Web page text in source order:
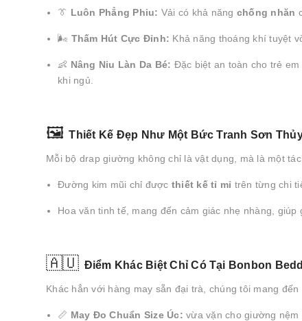
👔 Luôn Phẳng Phiu: Vải có khả năng chống nhăn
🌬️ Thấm Hút Cực Đỉnh: Khả năng thoáng khí tuyệt
👶 Nâng Niu Làn Da Bé: Đặc biệt an toàn cho trẻ
khi ngủ.
🖼️Thiết Kế Đẹp Như Một Bức Tranh Sơn
Mỗi bộ drap giường không chỉ là vật dụng, mà là một
Đường kim mũi chỉ được thiết kế tỉ mỉ trên từng chi
Hoa văn tinh tế, mang đến cảm giác nhẹ nhàng, giúp
🇦🇺 Điểm Khác Biệt Chỉ Có Tại Bonbon
Khác hẳn với hàng may sẵn đại trà, chúng tôi mang
📏 May Đo Chuẩn Size Úc: vừa vặn cho giường nệm